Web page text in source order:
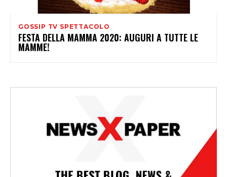
GOSSIP TV SPETTACOLO
FESTA DELLA MAMMA 2020: AUGURI A TUTTE LE
MAMME!